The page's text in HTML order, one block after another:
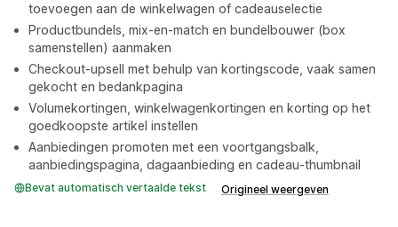
toevoegen aan de winkelwagen of cadeauselectie
Productbundels, mix-en-match en bundelbouwer (box
samenstellen) aanmaken
Checkout-upsell met behulp van kortingscode, vaak samen
gekocht en bedankpagina
Volumekortingen, winkelwagenkortingen en korting op het
goedkoopste artikel instellen
Aanbiedingen promoten met een voortgangsbalk,
aanbiedingspagina, dagaanbieding en cadeau-thumbnail
Bevat automatisch vertaalde tekst Origineel weergeven